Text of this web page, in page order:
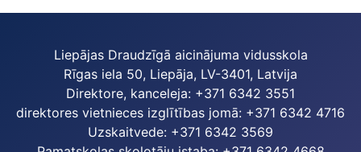
Liepājas Draudzīgā aicinājuma vidusskola
Rīgas iela 50, Liepāja, LV-3401, Latvija
Direktore, kanceleja: +371 6342 3551
direktores vietnieces izglītības jomā: +371 6342 4716
Uzskaitvede: +371 6342 3569